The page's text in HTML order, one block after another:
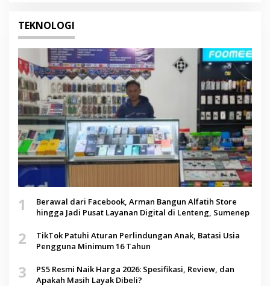
TEKNOLOGI
1
Berawal dari Facebook, Arman Bangun Alfatih Store
hingga Jadi Pusat Layanan Digital di Lenteng, Sumenep
2
TikTok Patuhi Aturan Perlindungan Anak, Batasi Usia
Pengguna Minimum 16 Tahun
3
PS5 Resmi Naik Harga 2026: Spesifikasi, Review, dan
Apakah Masih Layak Dibeli?